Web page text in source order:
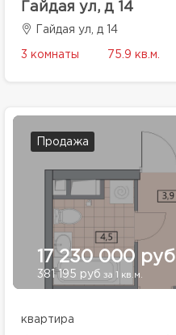
Гайдая ул, д 14
Гайдая ул, д 14
3 комнаты 75.9 кв.м.
Продажа
17 230 000 руб
381 195 руб за 1 кв.м.
квартира